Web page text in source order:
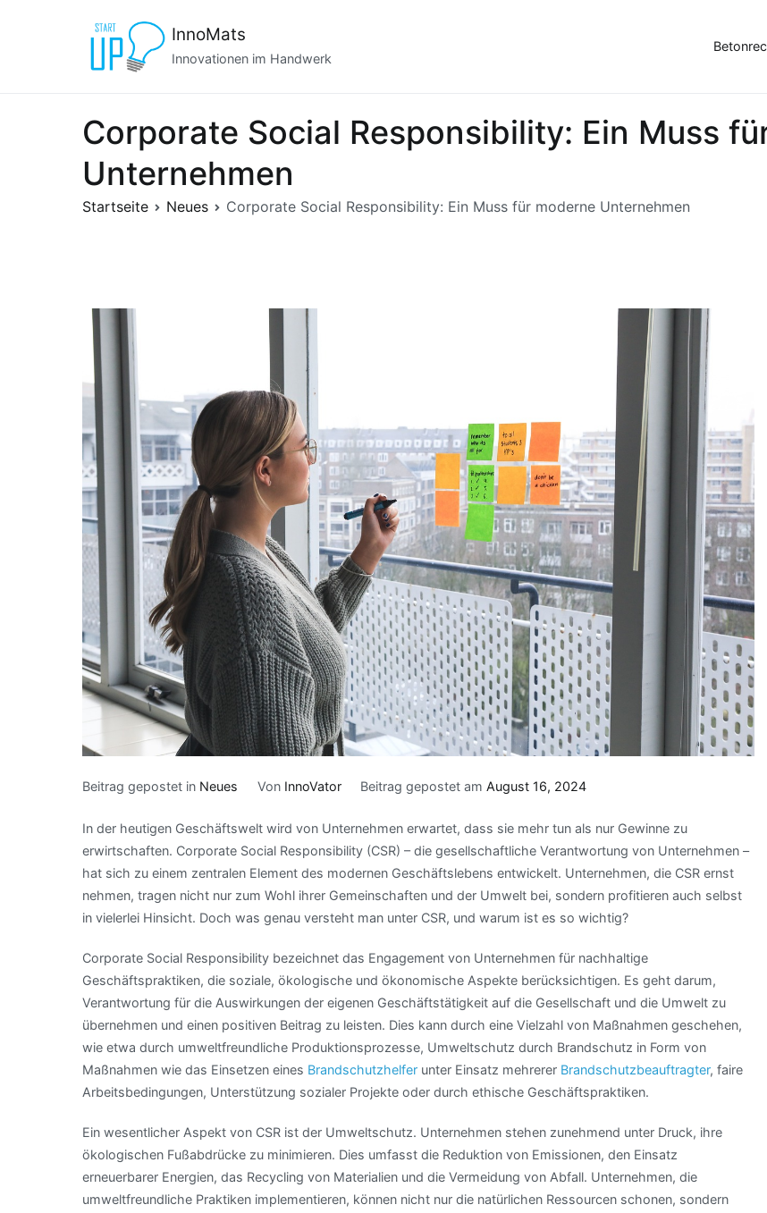
InnoMats
Innovationen im Handwerk
Corporate Social Responsibility: Ein Muss
Unternehmen
Startseite Neues Corporate Social Responsibility: Ein Muss für moderne Unternehmen
Beitrag gepostet in Neues Von InnoVator Beitrag gepostet amAugust 16, 2024
In der heutigen Geschäftswelt wird von Unternehmen erwartet, dass sie mehr tun als nur Gewinne zu
erwirtschaften. Corporate Social Responsibility (CSR) – die gesellschaftliche Verantwortung von Unternehmen –
hat sich zu einem zentralen Element des modernen Geschäftslebens entwickelt. Unternehmen, die CSR ernst
nehmen, tragen nicht nur zum Wohl ihrer Gemeinschaften und der Umwelt bei, sondern profitieren auch selbst
in vielerlei Hinsicht. Doch was genau versteht man unter CSR, und warum ist es so wichtig?
Corporate Social Responsibility bezeichnet das Engagement von Unternehmen für nachhaltige
Geschäftspraktiken, die soziale, ökologische und ökonomische Aspekte berücksichtigen. Es geht darum,
Verantwortung für die Auswirkungen der eigenen Geschäftstätigkeit auf die Gesellschaft und die Umwelt zu
übernehmen und einen positiven Beitrag zu leisten. Dies kann durch eine Vielzahl von Maßnahmen geschehen,
wie etwa durch umweltfreundliche Produktionsprozesse, Umweltschutz durch Brandschutz in Form von
Maßnahmen wie das Einsetzen eines Brandschutzhelfer unter Einsatz mehrerer Brandschutzbeauftragter, faire
Arbeitsbedingungen, Unterstützung sozialer Projekte oder durch ethische Geschäftspraktiken.
Ein wesentlicher Aspekt von CSR ist der Umweltschutz. Unternehmen stehen zunehmend unter Druck, ihre
ökologischen Fußabdrücke zu minimieren. Dies umfasst die Reduktion von Emissionen, den Einsatz
erneuerbarer Energien, das Recycling von Materialien und die Vermeidung von Abfall. Unternehmen, die
umweltfreundliche Praktiken implementieren, können nicht nur die natürlichen Ressourcen schonen, sondern